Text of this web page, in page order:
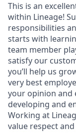
This is an
within Lineage!
responsibilities
starts with
team member
satisfy our
you’ll help us
very best
your opinion and
developing and
Working at
value respect